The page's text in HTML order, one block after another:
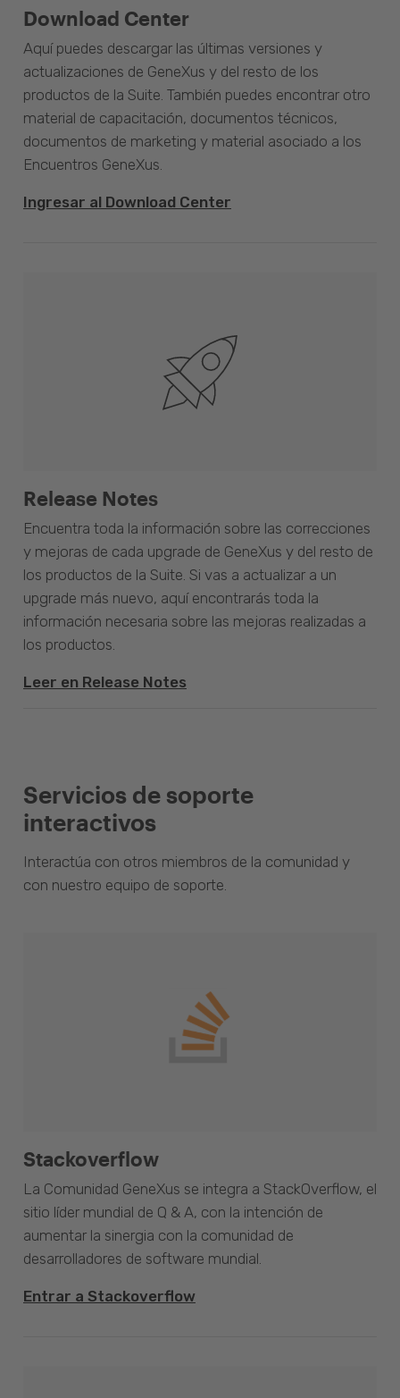
Download Center
Aquí puedes descargar las últimas versiones y
actualizaciones de GeneXus y del resto de los
productos de la Suite. También puedes encontrar otro
material de capacitación, documentos técnicos,
documentos de marketing y material asociado a los
Encuentros GeneXus.
Ingresar al Download Center
Release Notes
Encuentra toda la información sobre las correcciones
y mejoras de cada upgrade de GeneXus y del resto de
los productos de la Suite. Si vas a actualizar a un
upgrade más nuevo, aquí encontrarás toda la
información necesaria sobre las mejoras realizadas a
los productos.
Leer en Release Notes
Servicios de soporte
interactivos
Interactúa con otros miembros de la comunidad y
con nuestro equipo de soporte.
Stackoverflow
La Comunidad GeneXus se integra a StackOverflow, el
sitio líder mundial de Q & A, con la intención de
aumentar la sinergia con la comunidad de
desarrolladores de software mundial.
Entrar a Stackoverflow